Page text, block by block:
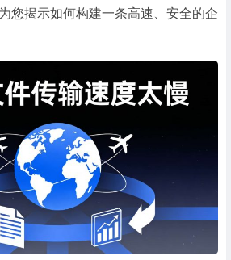
您揭示如何构建一条高速、安全的企